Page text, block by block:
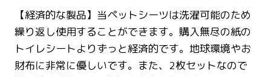
【経済的な製品】当ペットシーツは洗濯可能のため
繰り返し使用することができます。購入無尽の紙の
トイレシートよりずっと経済的です。地球環境やお
財布に非常に優しいです。また、2枚セットなので